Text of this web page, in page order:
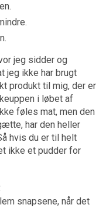
jeg sidder og
jeg ikke har brugt
produkt til mig, der er
i løbet af
føles mat, men den
har den heller
hvis du er til helt
ikke et pudder for
snapsene, når det